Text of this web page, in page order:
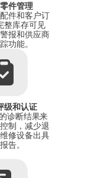
件管理
件和客户订
整库存可见
报和供应商
功能。
级和认证
诊断结果来
制，减少退
修设备出具
告。